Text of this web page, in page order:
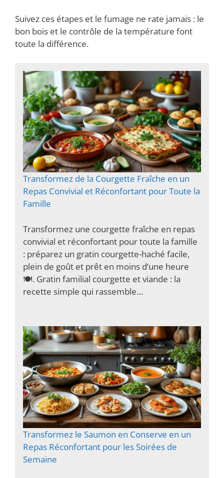
Suivez ces étapes et le fumage ne rate jamais : le
bon bois et le contrôle de la température font
toute la différence.
Transformez de la Courgette Fraîche en un
Repas Convivial et Réconfortant pour Toute la
Famille
Transformez une courgette fraîche en repas
convivial et réconfortant pour toute la famille
: préparez un gratin courgette-haché facile,
plein de goût et prêt en moins d’une heure
🍽️. Gratin familial courgette et viande : la
recette simple qui rassemble…
Transformez le Saumon en Conserve en un
Repas Réconfortant pour les Soirées de
Semaine